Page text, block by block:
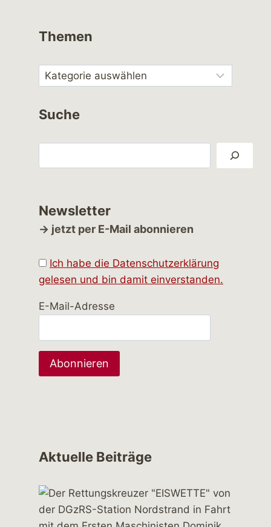
Themen
Suche
Newsletter
→ jetzt per E-Mail abonnieren
Ich habe die Datenschutzerklärung
gelesen und bin damit einverstanden.
E-Mail-Adresse
Aktuelle Beiträge